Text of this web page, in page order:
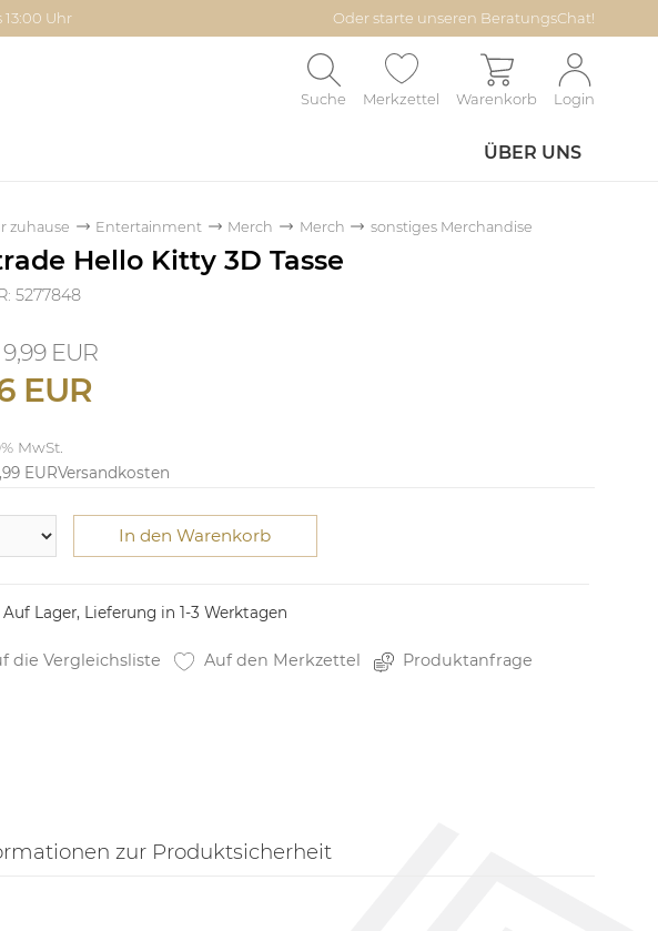
Uhr Oder starte unseren BeratungsChat!
Suche Merkzettel Warenkorb Login
ÜBER UNS
zuhause Entertainment Merch Merch sonstiges Merchandise
Hello Kitty 3D Tasse
5277848
9,99 EUR
EUR
MwSt.
EURVersandkosten
Auf Lager, Lieferung in 1-3 Werktagen
In den Warenkorb
die Vergleichsliste Auf den Merkzettel Produktanfrage
zur Produktsicherheit